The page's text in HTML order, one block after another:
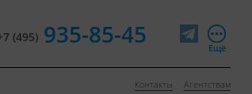
(495) 935-85-45 Ещё
Контакты Агентствам